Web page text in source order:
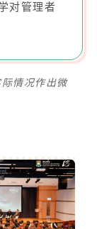
对管理者
情况作出微